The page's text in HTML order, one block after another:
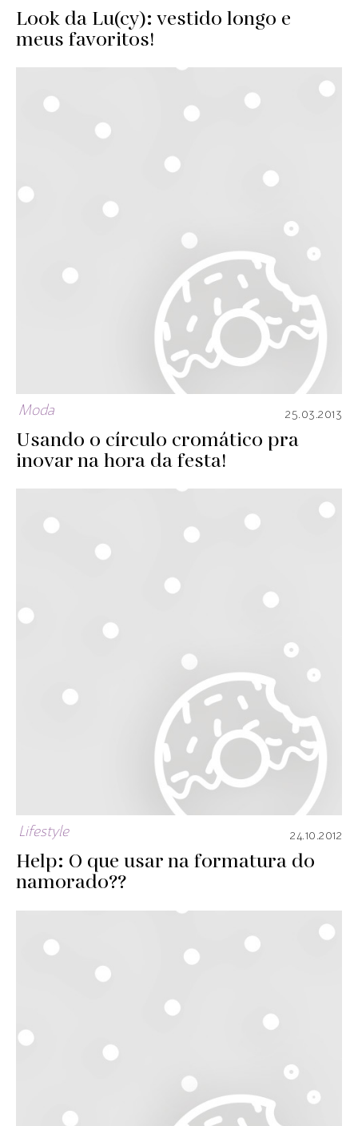
Look da Lu(cy): vestido longo e
meus favoritos!
Moda 25.03.2013
Usando o círculo cromático pra
inovar na hora da festa!
Lifestyle 24.10.2012
Help: O que usar na formatura do
namorado??